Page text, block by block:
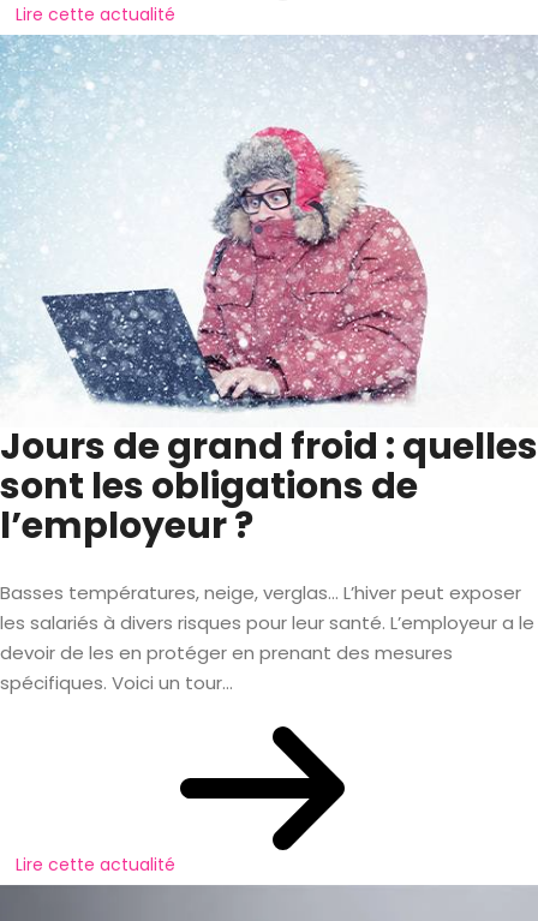
Lire cette actualité
Jours de grand froid : quelles
sont les obligations de
l’employeur ?
Basses températures, neige, verglas… L’hiver peut exposer
les salariés à divers risques pour leur santé. L’employeur a le
devoir de les en protéger en prenant des mesures
spécifiques. Voici un tour...
Lire cette actualité